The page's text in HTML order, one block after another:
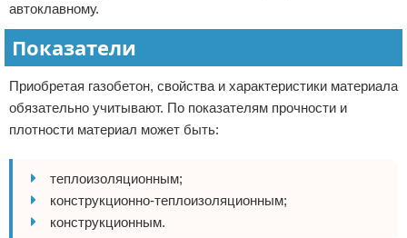
автоклавному.
Показатели
Приобретая газобетон, свойства и характеристики материала
обязательно учитывают. По показателям прочности и
плотности материал может быть:
теплоизоляционным;
конструкционно-теплоизоляционным;
конструкционным.